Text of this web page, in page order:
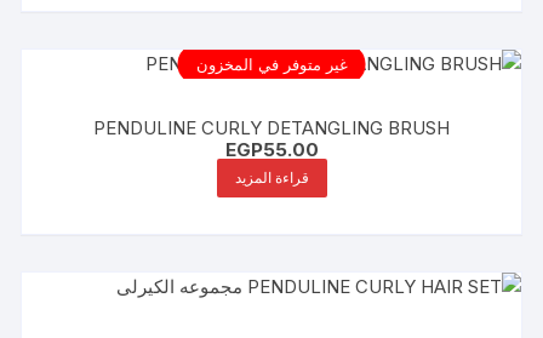
غير متوفر في المخزون
PENDULINE CURLY DETANGLING BRUSH
EGP55.00
قراءة المزيد